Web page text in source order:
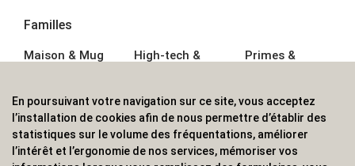
Familles
Maison & Mug
Écriture
Bagagerie sacs
High-tech &
Sport &
Outdoor
Enfant
Primes &
Boisson
Textile &
Casquette
Accessoires de
En poursuivant votre navigation sur ce site, vous acceptez
l’installation de cookies afin de nous permettre d’établir des
statistiques sur le volume des fréquentations, améliorer
l’intérêt et l’ergonomie de nos services, mémoriser vos